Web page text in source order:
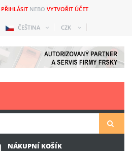
PŘIHLÁSIT NEBO VYTVOŘIT ÚČET
ČEŠTINA CZK
NÁKUPNÍ KOŠÍK